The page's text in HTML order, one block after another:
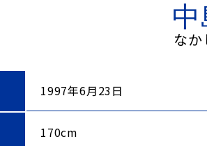
なか
1997年6月23日
170cm